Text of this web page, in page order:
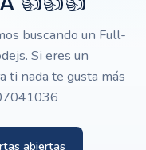
buscando un Full-
Si eres un
ti nada te gusta más
abiertas